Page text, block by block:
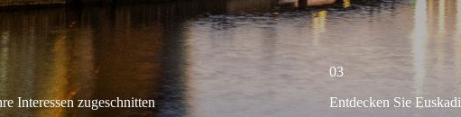
Interessen zugeschnitten
03
Entdecken Sie Euskadi